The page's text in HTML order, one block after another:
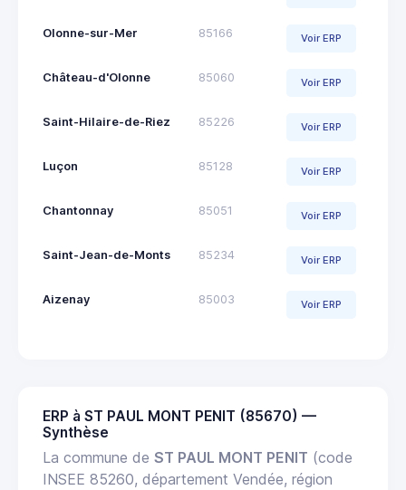
Olonne-sur-Mer 85166 Voir ERP
Château-d'Olonne 85060 Voir ERP
Saint-Hilaire-de-Riez 85226 Voir ERP
Luçon 85128 Voir ERP
Chantonnay 85051 Voir ERP
Saint-Jean-de-Monts 85234 Voir ERP
Aizenay 85003 Voir ERP
ERP à ST PAUL MONT PENIT (85670) —
Synthèse
La commune de ST PAUL MONT PENIT (code
INSEE 85260, département Vendée, région